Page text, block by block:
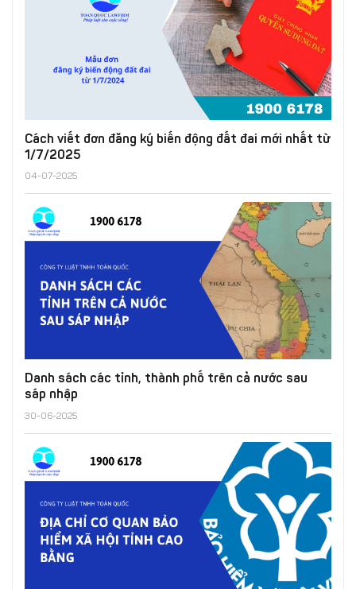
Cách viết đơn đăng ký biến động đất đai mới nhất từ
1/7/2025
04-07-2025
Danh sách các tỉnh, thành phố trên cả nước sau
sáp nhập
30-06-2025